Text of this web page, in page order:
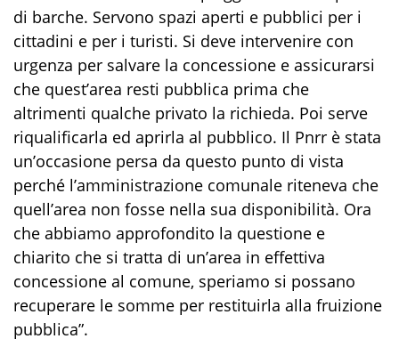
di barche. Servono spazi aperti e pubblici per i
cittadini e per i turisti. Si deve intervenire con
urgenza per salvare la concessione e assicurarsi
che quest’area resti pubblica prima che
altrimenti qualche privato la richieda. Poi serve
riqualificarla ed aprirla al pubblico. Il Pnrr è stata
un’occasione persa da questo punto di vista
perché l’amministrazione comunale riteneva che
quell’area non fosse nella sua disponibilità. Ora
che abbiamo approfondito la questione e
chiarito che si tratta di un’area in effettiva
concessione al comune, speriamo si possano
recuperare le somme per restituirla alla fruizione
pubblica”.